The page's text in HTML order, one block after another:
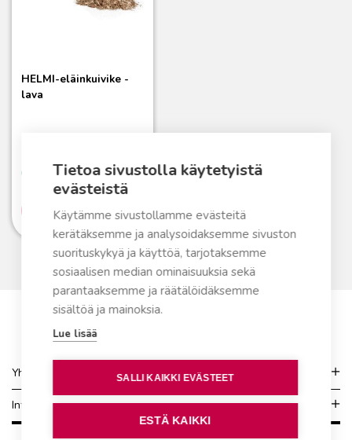
HELMI-eläinkuivike -
lava
Varastossa
Lue lisää
Yhteydenotto
Info
Tietoa sivustolla käytetyistä
evästeistä
Käytämme sivustollamme evästeitä
kerätäksemme ja analysoidaksemme sivuston
suorituskykyä ja käyttöä, tarjotaksemme
sosiaalisen median ominaisuuksia sekä
parantaaksemme ja räätälöidäksemme
sisältöä ja mainoksia.
Lue lisää
SALLI KAIKKI EVÄSTEET
ESTÄ KAIKKI